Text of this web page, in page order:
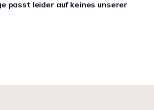
passt leider auf keines unserer